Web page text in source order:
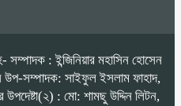
: ইন্জিনিয়ার মহাসিন হোসেন
উপ-সম্পাদক: সাইফুল ইসলাম ফাহাদ,
: মো: শামছু উদ্দিন লিটন,